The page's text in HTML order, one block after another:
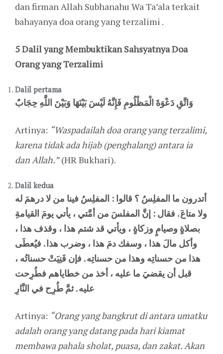
dan firman Allah Subhanahu Wa Ta’ala terkait
bahayanya doa orang yang terzalimi .
5 Dalil yang Membuktikan Sahsyatnya Doa
Orang yang Terzalimi
Dalil pertama
وَاتَّقِ دَعْوَةَ الْمَظْلُومِ فَإِنَّهُ لَيْسَ بَيْنَهَا وَبَيْنَ اللَّهِ حِجَابٌ
Artinya: “Waspadailah doa orang yang terzalimi,
karena tidak ada hijab (penghalang) antara ia
dan Allah.”(HR Bukhari).
Dalil kedua
أتدرون ما المفلِسُ ؟ قالوا : المفلِسُ فينا من لا درهمَ له
ولا متاعَ . فقال : إنَّ المفلسَ من أمَّتي ، يأتي يومَ القيامةِ
بصلاةٍ وصيامٍ وزكاةٍ ، ويأتي قد شتم هذا ، وقذف هذا ،
وأكل مالَ هذا ، وسفك دمَ هذا ، وضرب هذا . فيُعطَى
هذا من حسناتِه وهذا من حسناتِه . فإن فَنِيَتْ حسناتُه ،
قبل أن يقضيَ ما عليه ، أخذ من خطاياهم فطُرِحت
عليه . ثمَّ طُرِح في النَّارِ
Artinya: “Orang yang bangkrut di antara umatku
adalah orang yang datang pada hari kiamat
membawa pahala sholat, puasa, dan zakat. Akan